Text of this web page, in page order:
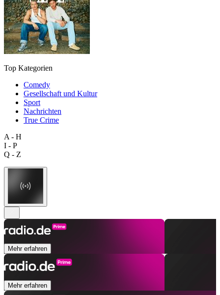
Top Kategorien
Comedy
Gesellschaft und Kultur
Sport
Nachrichten
True Crime
A - H
I - P
Q - Z
Mehr erfahren
Mehr erfahren